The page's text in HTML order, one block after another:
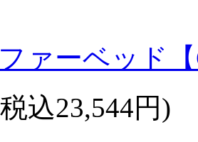
ァーベッド
込23,544円)